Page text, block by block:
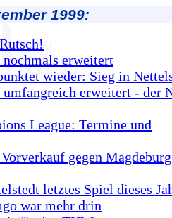
1999:
erweitert
wieder: Sieg in
erweitert - der
League: Termine und
gegen
letztes Spiel dieses
war mehr drin